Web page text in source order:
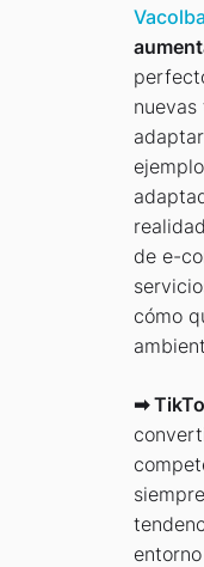
Vacolba
de e-
cómo
➡